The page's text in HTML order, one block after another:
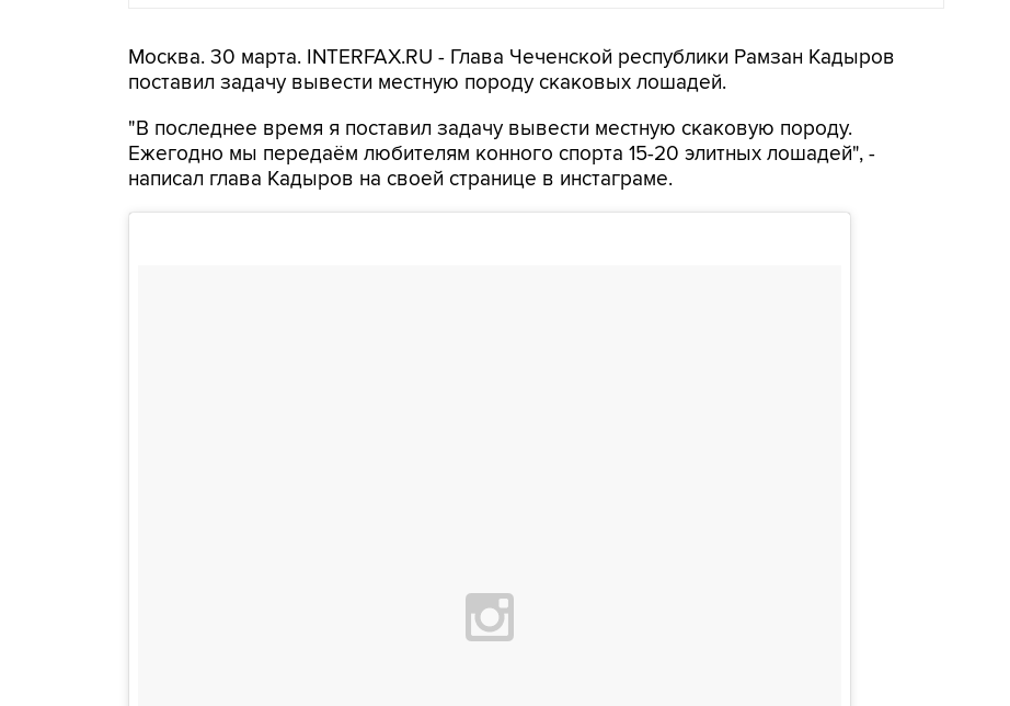
Москва. 30 марта. INTERFAX.RU - Глава Чеченской республики Рамзан Кадыров
поставил задачу вывести местную породу скаковых лошадей.
"В последнее время я поставил задачу вывести местную скаковую породу.
Ежегодно мы передаём любителям конного спорта 15-20 элитных лошадей", -
написал глава Кадыров на своей странице в инстаграме.